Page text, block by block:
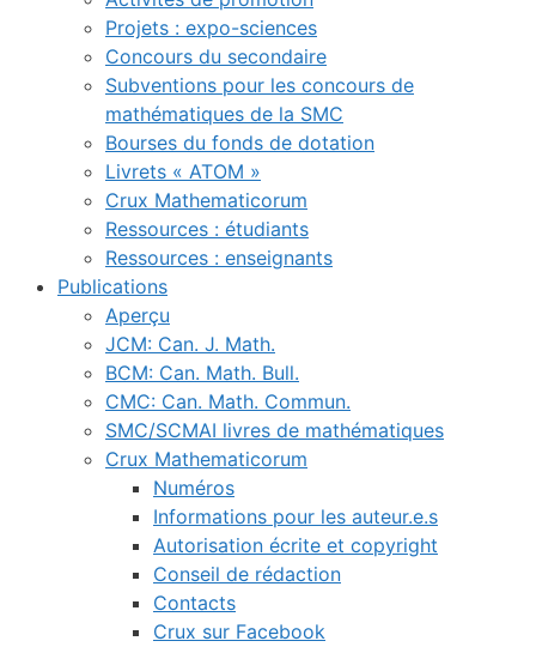
Projets : expo-sciences
Concours du secondaire
Subventions pour les concours de
mathématiques de la SMC
Bourses du fonds de dotation
Livrets « ATOM »
Crux Mathematicorum
Ressources : étudiants
Ressources : enseignants
Publications
Aperçu
JCM: Can. J. Math.
BCM: Can. Math. Bull.
CMC: Can. Math. Commun.
SMC/SCMAI livres de mathématiques
Crux Mathematicorum
Numéros
Informations pour les auteur.e.s
Autorisation écrite et copyright
Conseil de rédaction
Contacts
Crux sur Facebook